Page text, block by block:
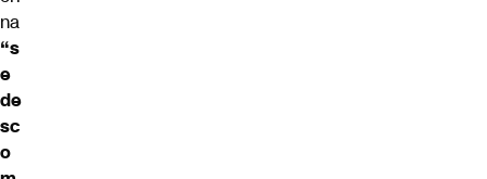
na
“s
e
de
sc
o